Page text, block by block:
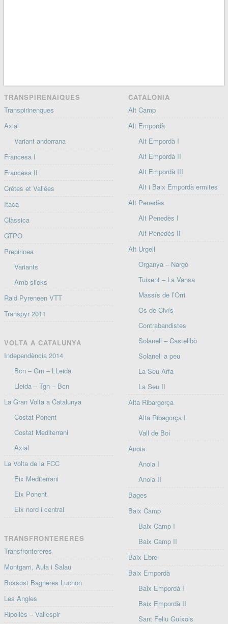
TRANSPIRENAIQUES
Transpirinenques
Axial
Variant andorrana
Francesa I
Francesa II
Crêtes et Vallées
Itaca
Clàssica
GTPO
Prepirinea
Variants
Amb slicks
Raid Pyreneen VTT
Transpyr 2011
VOLTA A CATALUNYA
Independència 2014
Bcn – Grn – LLeida
Lleida – Tgn – Bcn
La Gran Volta a Catalunya
Costat Ponent
Costat Mediterrani
Axial
La Volta de la FCC
Eix Mediterrani
Eix Ponent
Eix nord i central
TRANSFRONTERERES
Transfrontereres
Montgarri, Aula i Salau
Bossost Bagneres Luchon
Les Angles
Ripollès – Vallespir
CATALONIA
Alt Camp
Alt Empordà
Alt Empordà I
Alt Empordà II
Alt Empordà III
Alt i Baix Empordà ermites
Alt Penedès
Alt Penedès I
Alt Penedès II
Alt Urgell
Organya – Nargó
Tuixent – La Vansa
Massís de l’Orri
Os de Civís
Contrabandistes
Solanell – Castellbò
Solanell a peu
La Seu Arfa
La Seu II
Alta Ribargorça
Alta Ribagorça I
Vall de Boí
Anoia
Anoia I
Anoia II
Bages
Baix Camp
Baix Camp I
Baix Camp II
Baix Ebre
Baix Empordà
Baix Empordà I
Baix Empordà II
Sant Feliu Guíxols